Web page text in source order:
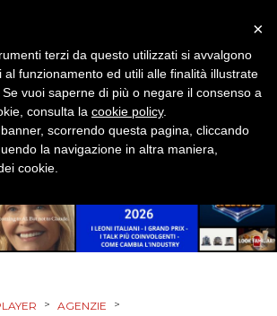
> AGENZIE >
×
terzi da questo utilizzati si avvalgono
al funzionamento ed utili alle finalità illustrate
vuoi saperne di più o negare il consenso a
consulta la cookie policy.
scorrendo questa pagina, cliccando
la navigazione in altra maniera,
cookie.